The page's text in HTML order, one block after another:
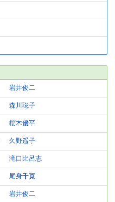
岩井俊二
森川聡子
櫻木優平
久野遥子
滝口比呂志
尾身千寛
岩井俊二